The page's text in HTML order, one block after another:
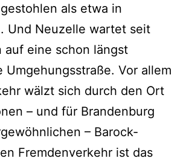
als etwa in
Und Neuzelle wartet seit
auf eine schon längst
Umgehungsstraße. Vor allem
wälzt sich durch den Ort
– und für Brandenburg
– Barock-
Fremdenverkehr ist das